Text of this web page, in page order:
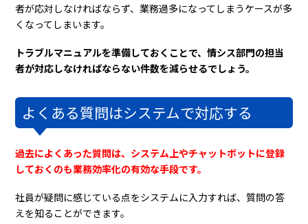
者が応対しなければならず、業務過多になってしまうケースが多
くなってしまいます。
トラブルマニュアルを準備しておくことで、情シス部門の担当
者が対応しなければならない件数を減らせるでしょう。
よくある質問はシステムで対応する
過去によくあった質問は、システム上やチャットボットに登録
しておくのも業務効率化の有効な手段です。
社員が疑問に感じている点をシステムに入力すれば、質問の答
えを知ることができます。